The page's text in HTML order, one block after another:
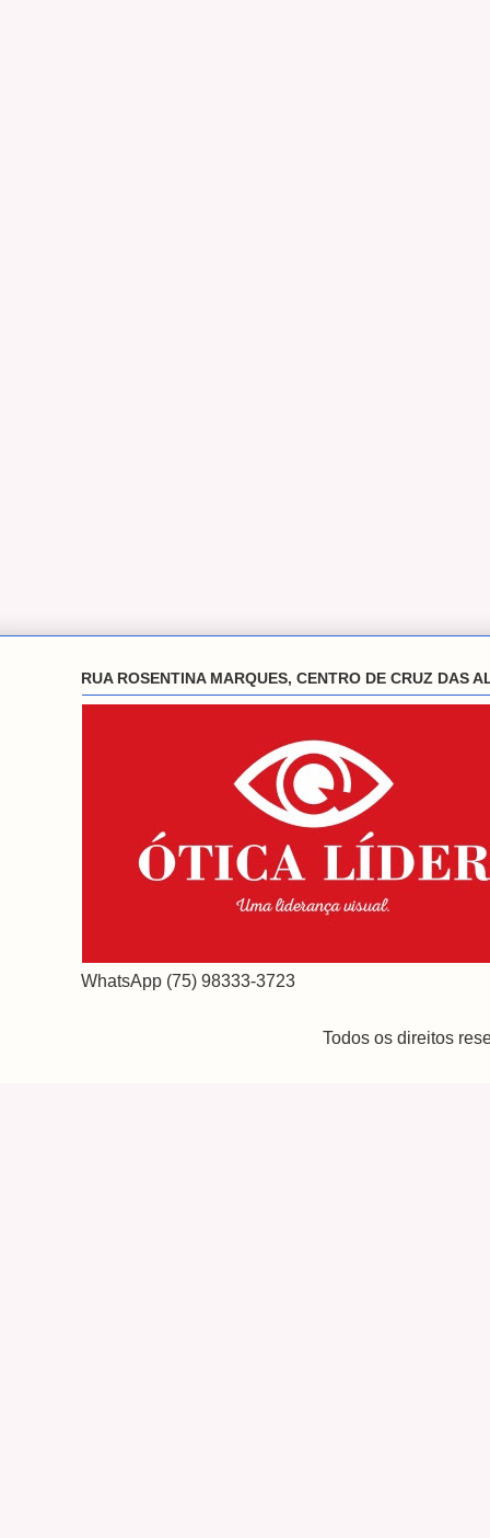
RUA ROSENTINA MARQUES, CENTRO DE CRUZ DAS
WhatsApp (75) 98333-3723
Todos os direitos